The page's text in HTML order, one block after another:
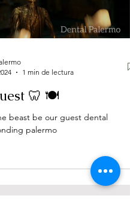
1 min de lectura
🦷 🍽
beast be our guest dental
palermo